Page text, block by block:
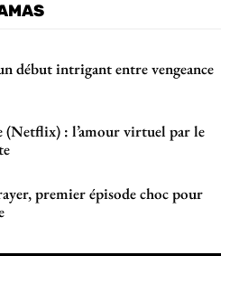
début intrigant entre vengeance
: l’amour virtuel par le
premier épisode choc pour